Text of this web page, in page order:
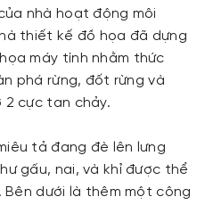
nhà hoạt động môi
thiết kế đồ họa đã dựng
máy tính nhằm thức
phá rừng, đốt rừng và
cực tan chảy.
tả đang đè lên lưng
gấu, nai, và khỉ được thể
dưới là thêm một công